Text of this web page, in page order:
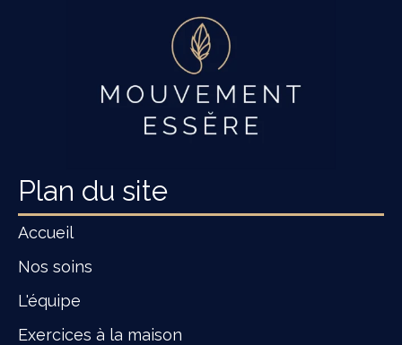
Plan du site
Accueil
Nos soins
L'équipe
Exercices à la maison